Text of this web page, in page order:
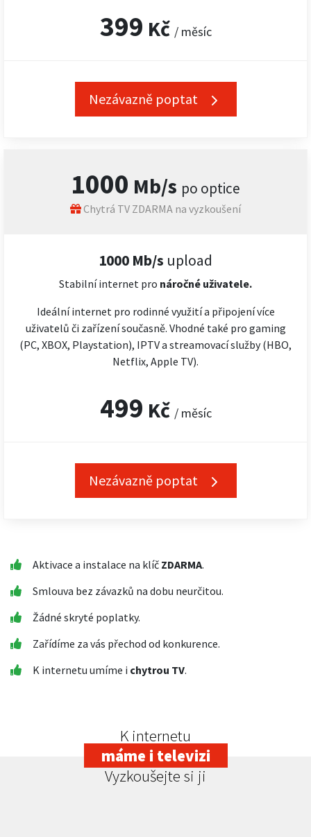
399 Kč / měsíc
Nezávazně poptat
1000 Mb/s po optice
Chytrá TV ZDARMA na vyzkoušení
1000 Mb/s upload
Stabilní internet pro náročné uživatele.
Ideální internet pro rodinné využití a připojení více
uživatelů či zařízení současně. Vhodné také pro gaming
(PC, XBOX, Playstation), IPTV a streamovací služby (HBO,
Netflix, Apple TV).
499 Kč / měsíc
Nezávazně poptat
Aktivace a instalace na klíč ZDARMA.
Smlouva bez závazků na dobu neurčitou.
Žádné skryté poplatky.
Zařídíme za vás přechod od konkurence.
K internetu umíme i chytrou TV.
K internetu
máme i televizi
Vyzkoušejte si ji